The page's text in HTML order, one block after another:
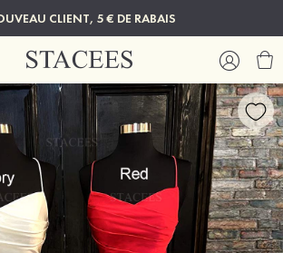
CLIENT, 5 € DE RABAIS